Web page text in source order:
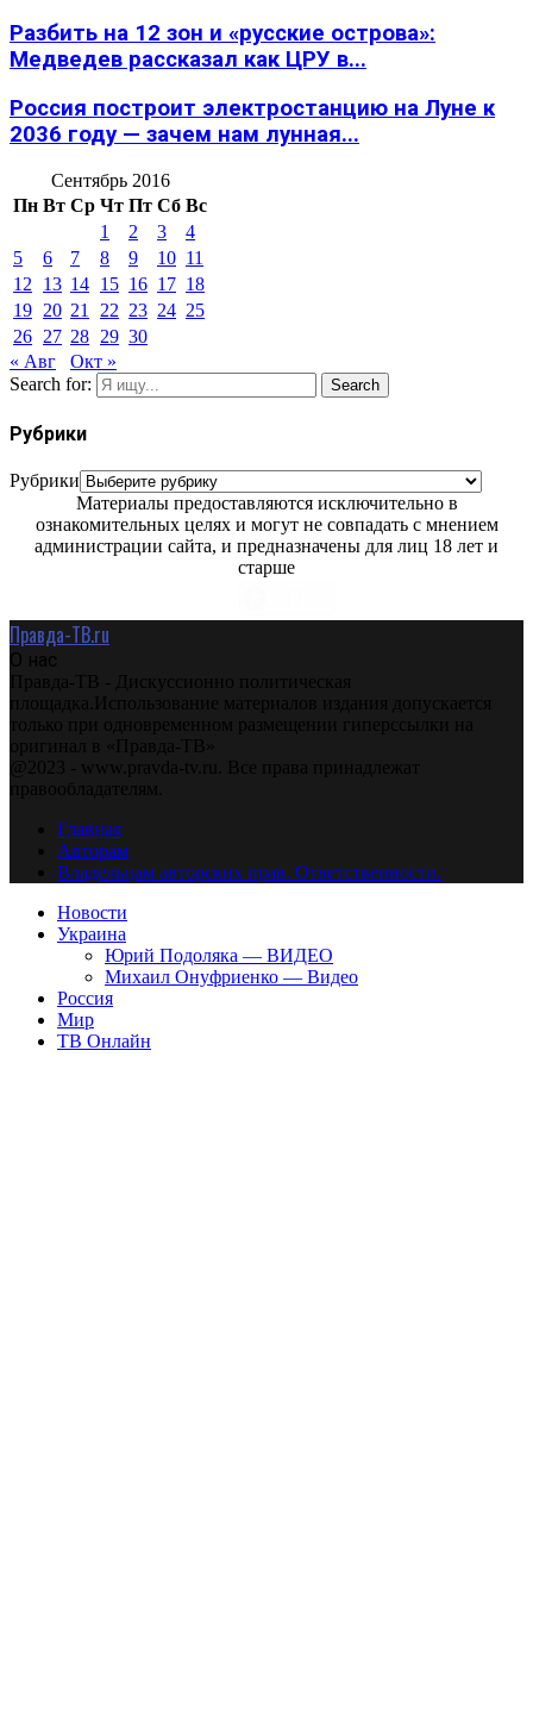
Разбить на 12 зон и «русские острова»:
Медведев рассказал как ЦРУ в...
Россия построит электростанцию на Луне к
2036 году — зачем нам лунная...
Сентябрь 2016
Пн Вт Ср Чт Пт Сб Вс
1
2 3
4
5
6 7 8 9 10 11
12
13 14 15 16 17 18
19 20 21 22 23 24 25
26 27 28 29 30
« Авг
Окт »
Search for:
Search
Рубрики
Рубрики
Материалы предоставляются исключительно в
ознакомительных целях и могут не совпадать с мнением
администрации сайта, и предназначены для лиц 18 лет и
старше
Правда-ТВ.ru
О нас
Правда-ТВ - Дискуссионно политическая
площадка.Использование материалов издания допускается
только при одновременном размещении гиперссылки на
оригинал в «Правда-ТВ»
@2023 - www.pravda-tv.ru. Все права принадлежат
правообладателям.
Главная
Авторам
Владельцам авторских прав. Ответственности.
Новости
Украина
Юрий Подоляка — ВИДЕО
Михаил Онуфриенко — Видео
Россия
Мир
ТВ Онлайн